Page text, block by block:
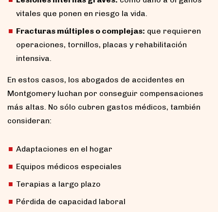
vitales que ponen en riesgo la vida.
Fracturas múltiples o complejas: que requieren
operaciones, tornillos, placas y rehabilitación
intensiva.
En estos casos, los abogados de accidentes en
Montgomery luchan por conseguir compensaciones
más altas. No sólo cubren gastos médicos, también
consideran:
Adaptaciones en el hogar
Equipos médicos especiales
Terapias a largo plazo
Pérdida de capacidad laboral